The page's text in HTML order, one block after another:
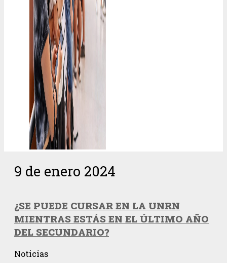
9 de enero 2024
¿SE PUEDE CURSAR EN LA UNRN
MIENTRAS ESTÁS EN EL ÚLTIMO AÑO
DEL SECUNDARIO?
Noticias